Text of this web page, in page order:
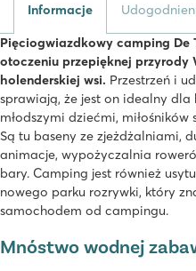
Informacje
Pięciogwiazdkowy camping De
otoczeniu przepięknej przyrody
holenderskiej wsi. Przestrzeń i
sprawiają, że jest on idealny
młodszymi dziećmi,
Są tu baseny ze zjeżdżalniami,
animacje, wypożyczalnia
bary. Camping jest również
nowego parku rozrywki, który
samochodem od campingu.
Mnóstwo wodnej